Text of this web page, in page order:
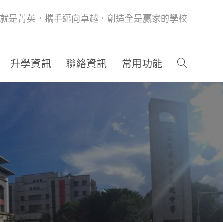
是菁英．攜手邁向卓越．創造全是贏家的學校
升學資訊 聯絡資訊 常用功能